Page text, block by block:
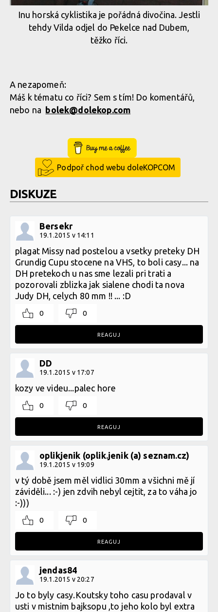
Inu horská cyklistika je pořádná divočina. Jestli
tehdy Vilda odjel do Pekelce nad Dubem,
těžko říci.
A nezapomeň:
Máš k tématu co říci? Sem s tím! Do komentářů,
nebo na bolek@dolekop.com
Buy Me a Coffee
Podpoř chod webu doleKOPCOM
DISKUZE
Bersekr
19.1.2015 v 14:11
plagat Missy nad postelou a vsetky preteky DH
Grundig Cupu stocene na VHS, to boli casy... na
DH pretekoch u nas sme lezali pri trati a
pozorovali zblizka jak sialene chodi ta nova
Judy DH, celych 80 mm !! ... :D
0 0
REAGUJ
DD
19.1.2015 v 17:07
kozy ve videu...palec hore
0 0
REAGUJ
oplikjenik (oplik.jenik (a) seznam.cz)
19.1.2015 v 19:09
v tý době jsem měl vidlici 30mm a všichni mě jí
záviděli... :-) jen zdvih nebyl cejtit, za to váha jo
:-)))
0 0
REAGUJ
jendas84
19.1.2015 v 20:27
Jo to byly casy.Koutsky toho casu prodaval v
usti v mistnim bajksopu ,to jeho kolo byl extra